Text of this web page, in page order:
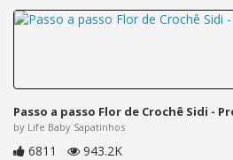
Passo a passo Flor de Crochê Sidi -
by Life Baby Sapatinhos
6811 943.2K